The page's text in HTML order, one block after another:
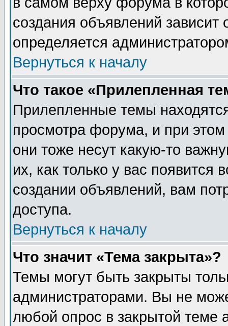
создания объявлений зависит
определяется
Вернуться к началу
Что такое «Прилепленная
Прилепленные темы
просмотра форума, и при
они тоже несут какую-то
их, как только у вас появится
создании объявлений, вам
доступа.
Вернуться к началу
Что значит «Тема закрыта»?
Темы могут быть закрыты
администраторами. Вы не
любой опрос в закрытой теме